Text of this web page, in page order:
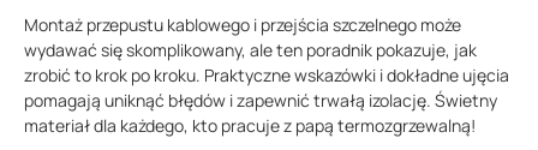
Montaż przepustu kablowego i przejścia szczelnego może
wydawać się skomplikowany, ale ten poradnik pokazuje, jak
zrobić to krok po kroku. Praktyczne wskazówki i dokładne ujęcia
pomagają uniknąć błędów i zapewnić trwałą izolację. Świetny
materiał dla każdego, kto pracuje z papą termozgrzewalną!